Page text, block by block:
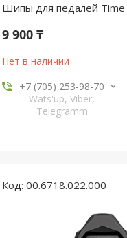
Шипы для педалей Time
9 900 ₸
Нет в наличии
+7 (705) 253-98-70
Wats'up, Viber,
Telegramm
00.6718.022.000